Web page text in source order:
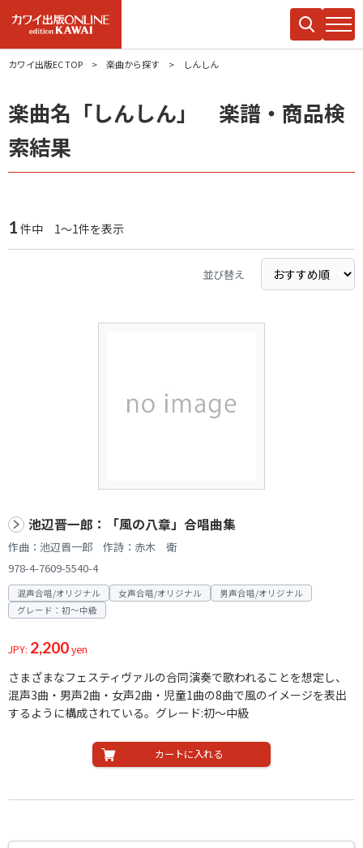
カワイ出版EC TOP 楽曲から探す しんしん
楽曲名「しんしん」 楽譜・商品検
索結果
1 件中 1～1件を表示
並び替え
池辺晋一郎：「風の八章」合唱曲集
作曲：池辺晋一郎 作詩：赤木 衛
978-4-7609-5540-4
混声合唱/オリジナル 女声合唱/オリジナル
男声合唱/オリジナル
グレード：初～中級
JPY: 2,200yen
さまざまなフェスティヴァルの合同演奏で歌われることを想定し、
混声3曲・男声2曲・女声2曲・児童1曲の8曲で風のイメージを表出
するように構成されている。グレード:初～中級
カートに入れる